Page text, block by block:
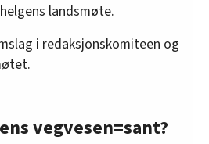
landsmøte.
i redaksjonskomiteen og
vegvesen=sant?